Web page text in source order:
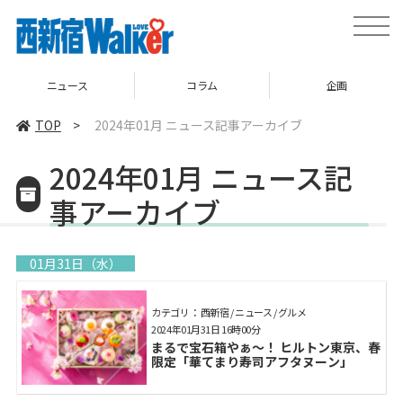
toggle
コラム 企画 TOP
TOP > 2024年01月 ニュース記事アーカイブ
2024年01月 ニュース記
事アーカイブ
01月31日（水）
カテゴリ： 西新宿 / ニュース / グルメ
まるで宝石箱やぁ～！ ヒルトン東京、春
限定「華てまり寿司アフタヌーン」
2024年01月31日 16時00分